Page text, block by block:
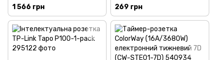
G4-DOORBELL-PS) для
дверного дзвінка G4
DOORBELL
1 566 грн
добовий 24Н (CW-STM01-
269 грн